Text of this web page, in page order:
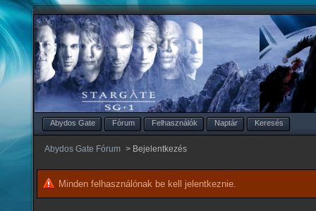
Abydos Gate Fórum Felhasználók Naptár Keresés
Abydos Gate Fórum > Bejelentkezés
Minden felhasználónak be kell jelentkeznie.